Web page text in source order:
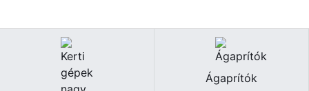
Ágaprítók